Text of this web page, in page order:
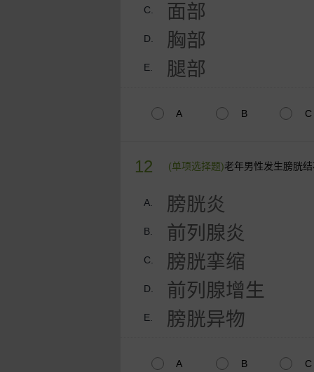
C. 面部
D. 胸部
E. 腿部
A B C
12 (单项选择题)老年男性发生膀胱
A. 膀胱炎
B. 前列腺炎
C. 膀胱挛缩
D. 前列腺增生
E. 膀胱异物
A B C